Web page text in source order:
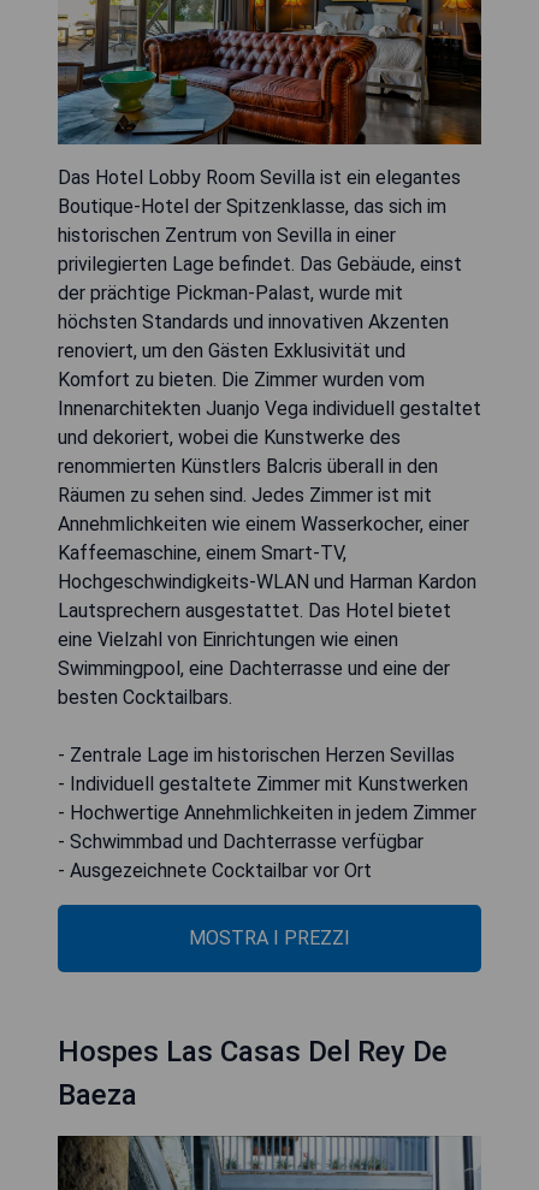
Das Hotel Lobby Room Sevilla ist ein elegantes
Boutique-Hotel der Spitzenklasse, das sich im
historischen Zentrum von Sevilla in einer
privilegierten Lage befindet. Das Gebäude, einst
der prächtige Pickman-Palast, wurde mit
höchsten Standards und innovativen Akzenten
renoviert, um den Gästen Exklusivität und
Komfort zu bieten. Die Zimmer wurden vom
Innenarchitekten Juanjo Vega individuell gestaltet
und dekoriert, wobei die Kunstwerke des
renommierten Künstlers Balcris überall in den
Räumen zu sehen sind. Jedes Zimmer ist mit
Annehmlichkeiten wie einem Wasserkocher, einer
Kaffeemaschine, einem Smart-TV,
Hochgeschwindigkeits-WLAN und Harman Kardon
Lautsprechern ausgestattet. Das Hotel bietet
eine Vielzahl von Einrichtungen wie einen
Swimmingpool, eine Dachterrasse und eine der
besten Cocktailbars.
- Zentrale Lage im historischen Herzen Sevillas
- Individuell gestaltete Zimmer mit Kunstwerken
- Hochwertige Annehmlichkeiten in jedem Zimmer
- Schwimmbad und Dachterrasse verfügbar
- Ausgezeichnete Cocktailbar vor Ort
MOSTRA I PREZZI
Hospes Las Casas Del Rey De
Baeza